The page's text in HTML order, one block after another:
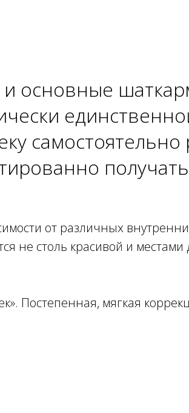
и основные
самостоятельно
получать
от различных
не столь красивой и
Постепенная, мягкая